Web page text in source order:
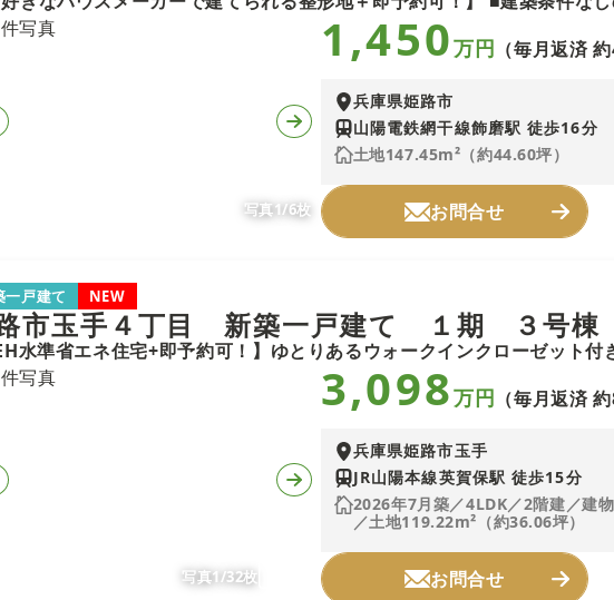
写真1/6枚
1,450万円 （毎月返済
兵庫県姫路市
山陽電鉄網干線飾磨駅 徒歩16分
土地147.45m²（約44.60坪）
お問合せ
一戸建て NEW
市玉手４丁目 新築一戸建て １期 ３号棟
写真1/32枚
3,098万円 （毎月返済
兵庫県姫路市玉手
JR山陽本線英賀保駅 徒歩15分
2026年7月築／4LDK／2階建／建
／土地119.22m²（約36.06坪）
お問合せ